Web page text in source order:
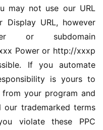
may not use our URL
Display URL, however
or subdomain
Power or http://xxxp
If you automate
is yours to
your program and
trademarked terms
violate these PPC